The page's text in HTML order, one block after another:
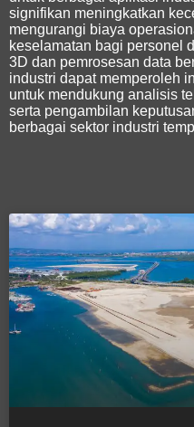
signifikan meningkatkan
mengurangi biaya
keselamatan bagi personel
3D dan pemrosesan data
industri dapat memperoleh
untuk mendukung analisis
serta pengambilan
berbagai sektor industri